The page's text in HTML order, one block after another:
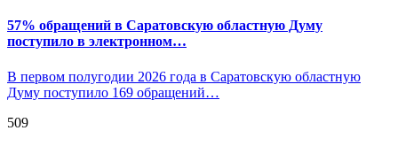
57% обращений в Саратовскую областную Думу
поступило в электронном…
В первом полугодии 2026 года в Саратовскую областную
Думу поступило 169 обращений…
509